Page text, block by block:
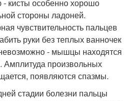
кисты особенно хорошо
стороны ладоней.
чувствительность пальцев
руки без теплых ванночек
- мышцы находятся
Амплитуда произвольных
появляются спазмы.
стадии болезни пальцы